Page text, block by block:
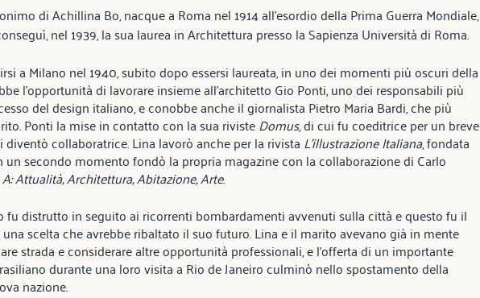
di Achillina Bo, nacque a Roma nel 1914 all’esordio della Prima Guerra Mondiale,
nel 1939, la sua laurea in Architettura presso la Sapienza Università di Roma.
a Milano nel 1940, subito dopo essersi laureata, in uno dei momenti più oscuri della
l’opportunità di lavorare insieme all’architetto Gio Ponti, uno dei responsabili più
del design italiano, e conobbe anche il giornalista Pietro Maria Bardi, che più
Ponti la mise in contatto con la sua riviste Domus, di cui fu coeditrice per un breve
diventò collaboratrice. Lina lavorò anche per la rivista L’illustrazione Italiana, fondata
un secondo momento fondò la propria magazine con la collaborazione di Carlo
A: Attualità, Architettura, Abitazione, Arte.
fu distrutto in seguito ai ricorrenti bombardamenti avvenuti sulla città e questo fu il
scelta che avrebbe ribaltato il suo futuro. Lina e il marito avevano già in mente
strada e considerare altre opportunità professionali, e l’offerta di un importante
durante una loro visita a Rio de Janeiro culminò nello spostamento della
nazione.